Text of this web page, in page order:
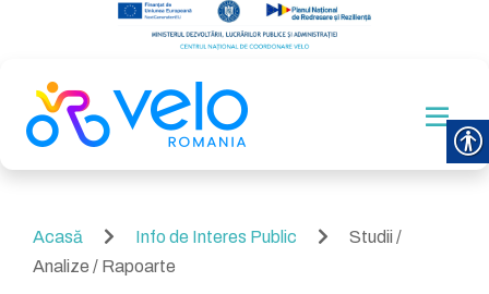
Acasă Info de Interes Public
Studii /
Analize / Rapoarte